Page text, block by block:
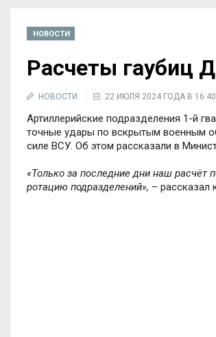
НОВОСТИ
Расчеты гаубиц
НОВОСТИ 22 ИЮЛЯ 2024 ГОДА В 16:40
Артиллерийские подразделения 1-й
точные удары по вскрытым военным
силе ВСУ. Об этом рассказали в
«Только за последние дни наш расчёт
ротацию подразделений», – рассказал